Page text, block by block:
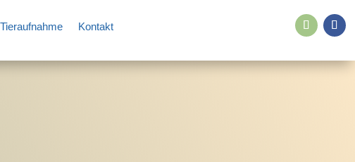
Tieraufnahme Kontakt